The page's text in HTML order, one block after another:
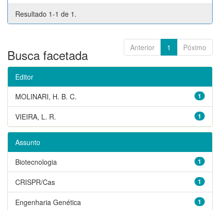
Resultado 1-1 de 1.
Anterior 1 Póximo
Busca facetada
Editor
1
MOLINARI, H. B. C.
1
VIEIRA, L. R.
Assunto
1
Biotecnologia
1
CRISPR/Cas
1
Engenharia Genética